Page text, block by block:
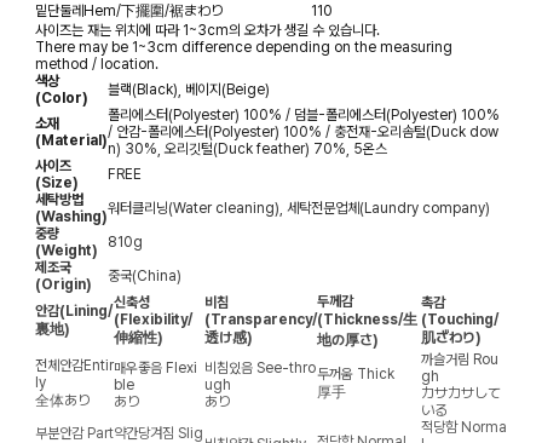
밑단둘레Hem/下擺圍/裾まわり
110
사이즈는 재는 위치에 따라 1~3cm의 오차가 생길 수 있습니다.
There may be 1~3cm difference depending on the measuring
method / location.
색상
(Color)
블랙(Black), 베이지(Beige)
소재
(Material)
폴리에스터(Polyester) 100% / 덤블-폴리에스터(Polyester) 100%
/ 안감-폴리에스터(Polyester) 100% / 충전재-오리솜털(Duck dow
n) 30%, 오리깃털(Duck feather) 70%, 5온스
사이즈
(Size)
FREE
세탁방법
(Washing)워터클리닝(Water cleaning), 세탁전문업체(Laundry company)
중량
(Weight)
810g
제조국
(Origin)
중국(China)
안감(Lining/
裏地)
신축성
(Flexibility/
伸縮性)
비침
(Transparency/
透け感)
두께감
(Thickness/生
地の厚さ)
촉감
(Touching/
肌ざわり)
전체안감Entir
ly
全体あり
매우좋음 Flexi
ble
あり
비침있음 See-thro
ugh
あり
두꺼움 Thick
厚手
까슬거림 Rou
gh
カサカサして
いる
부분안감 Part약간당겨짐 Slig
적당함 Norma